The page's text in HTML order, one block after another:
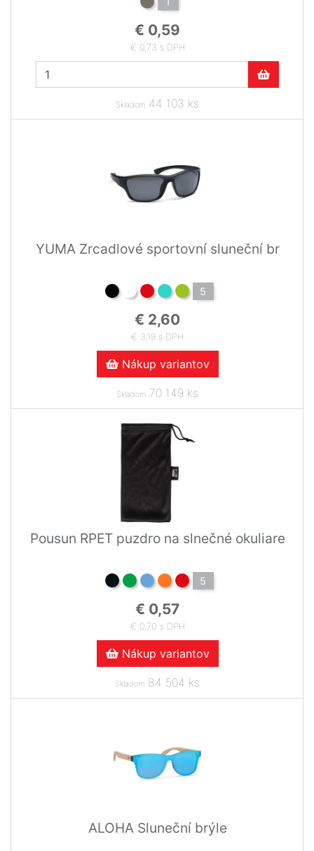
€ 0,59
€ 0,73 s DPH
Skladom 44 103 ks
YUMA Zrcadlové sportovní sluneční br
5
€ 2,60
€ 3,19 s DPH
Nákup variantov
Skladom 70 149 ks
Pousun RPET puzdro na slnečné okuliare
5
€ 0,57
€ 0,70 s DPH
Nákup variantov
Skladom 84 504 ks
ALOHA Sluneční brýle